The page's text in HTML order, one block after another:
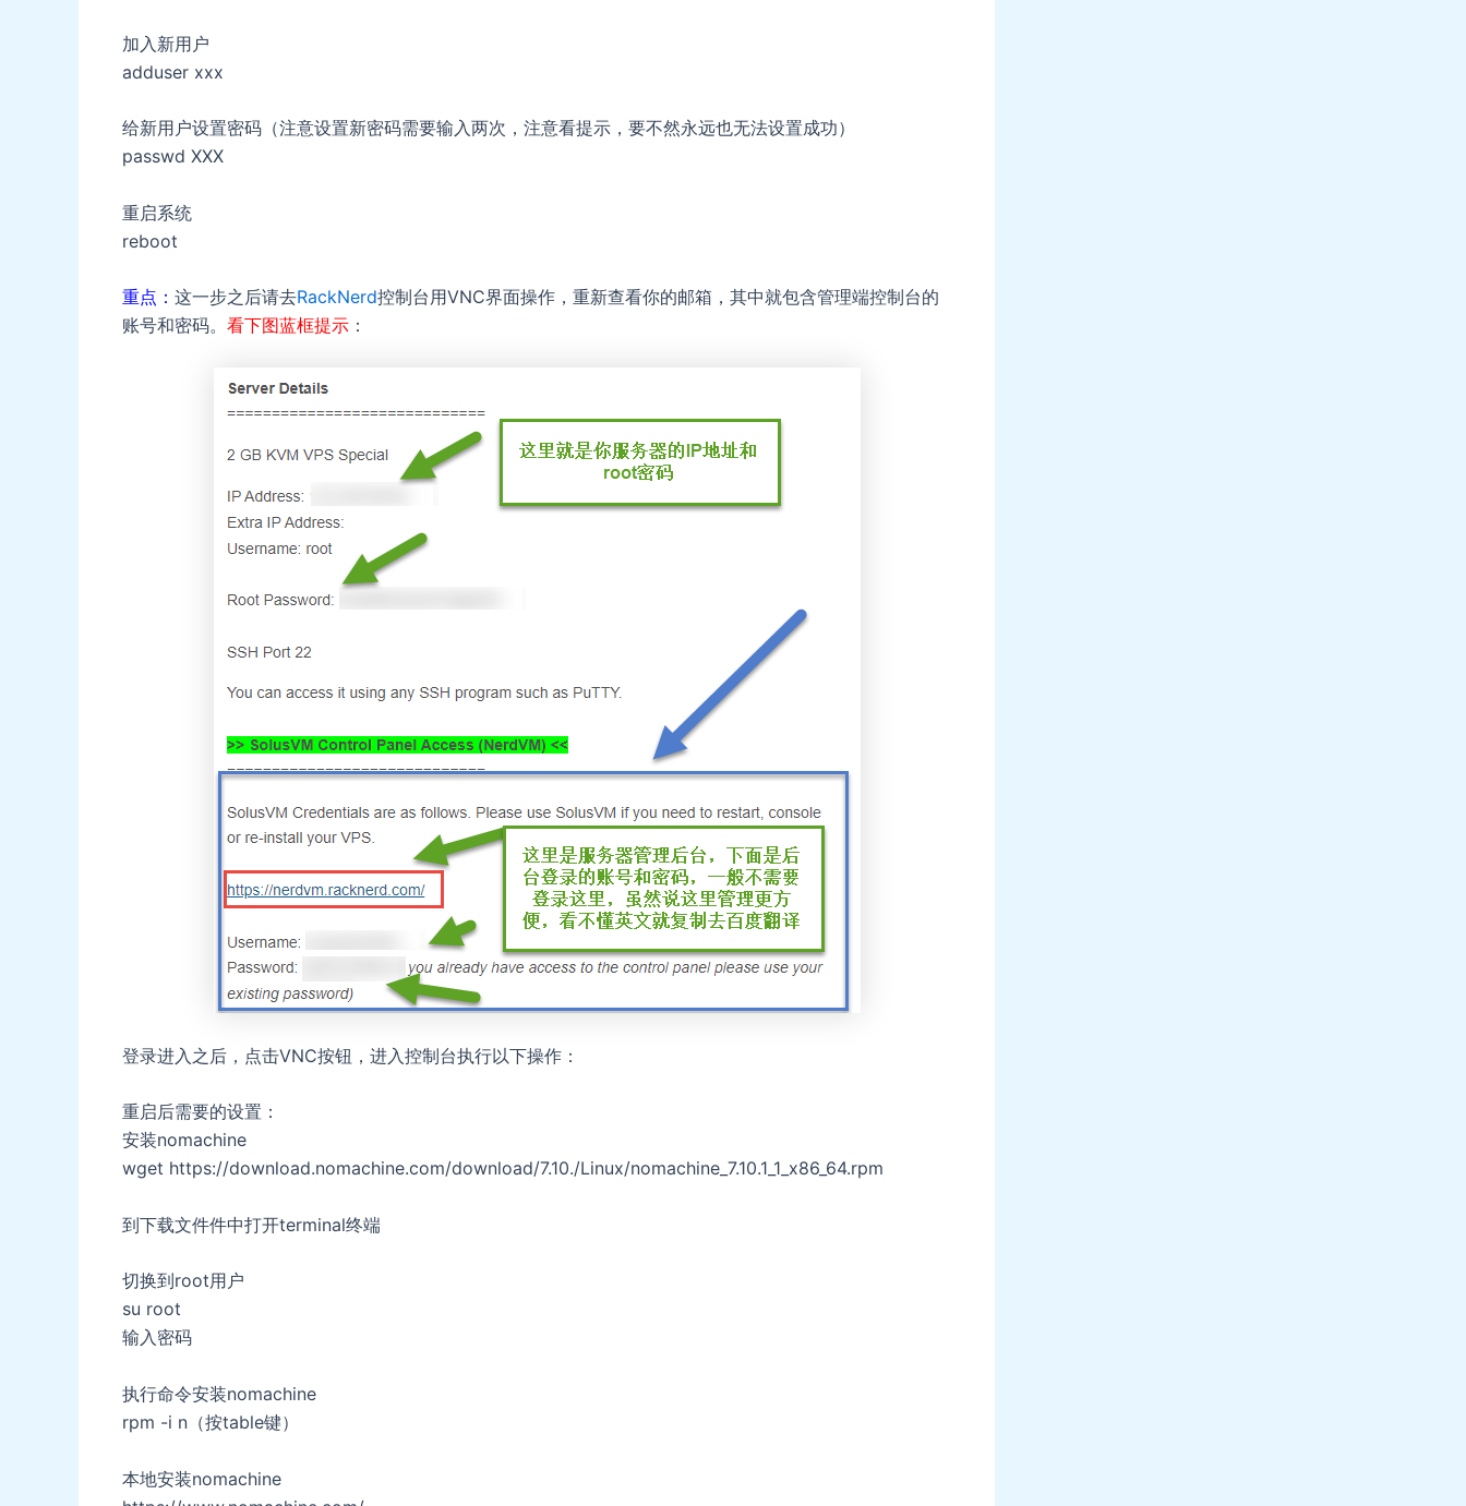
加入新用户
adduser xxx
给新用户设置密码（注意设置新密码需要输入两次，注意看提示，要不然永远也无法设置成功）
passwd XXX
重启系统
reboot
重点： 这一步之后请去RackNerd控制台用VNC界面操作，重新查看你的邮箱，其中就包含管理端控制台的
账号和密码。 看下图蓝框提示 ：
登录进入之后，点击VNC按钮，进入控制台执行以下操作：
重启后需要的设置：
安装nomachine
wget https://download.nomachine.com/download/7.10./Linux/nomachine_7.10.1_1_x86_64.rpm
到下载文件件中打开terminal终端
切换到root用户
su root
输入密码
执行命令安装nomachine
rpm -i n（按table键）
本地安装nomachine